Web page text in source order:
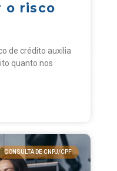
o risco
de crédito auxilia
quanto nos
CONSULTA DE CNPJ/CPF